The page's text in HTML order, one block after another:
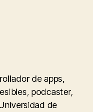
de apps,
podcaster,
de